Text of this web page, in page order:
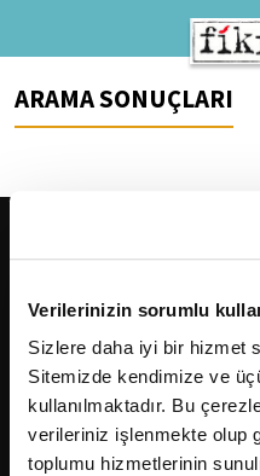
Verilerinizin sorumlu
Sizlere daha iyi bir hizmet
Sitemizde kendimize ve
kullanılmaktadır. Bu
verileriniz işlenmekte olup
toplumu hizmetlerinin
ARAMA SONUÇLARI
2026Fikriyat. Tüm hakları